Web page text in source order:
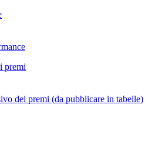
premi
dei premi (da pubblicare in tabelle)